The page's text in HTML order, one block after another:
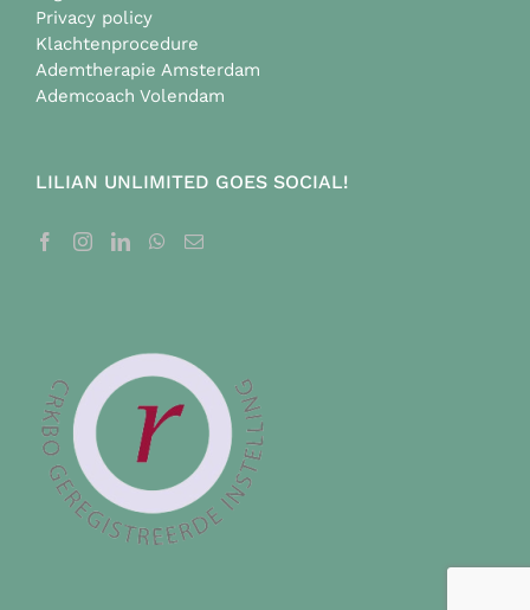
Privacy policy
Klachtenprocedure
Ademtherapie Amsterdam
Ademcoach Volendam
LILIAN UNLIMITED GOES SOCIAL!